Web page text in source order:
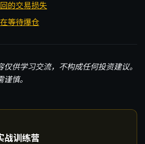
的交易损失
等待爆仓
供学习交流，不构成任何投资建议。
慎。
战训练营